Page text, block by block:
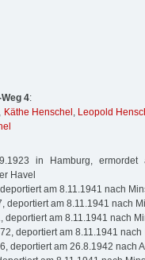
4:
, Käthe Henschel , Leopold
in Hamburg,
Havel
am 8.11.1941 nach
deportiert am 8.11.1941 nach
deportiert am 8.11.1941 nach
deportiert am 8.11.1941 nach
deportiert am 26.8.1942 nach